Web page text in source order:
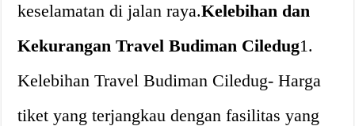
keselamatan di jalan raya.Kelebihan dan
Kekurangan Travel Budiman Ciledug1.
Kelebihan Travel Budiman Ciledug- Harga
tiket yang terjangkau dengan fasilitas yang